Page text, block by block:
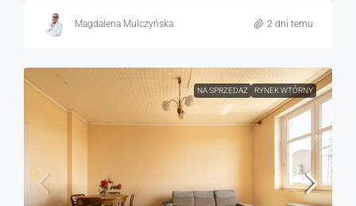
Magdalena Mulczyńska 2 dni temu
NA SPRZEDAŻ RYNEK WTÓRNY